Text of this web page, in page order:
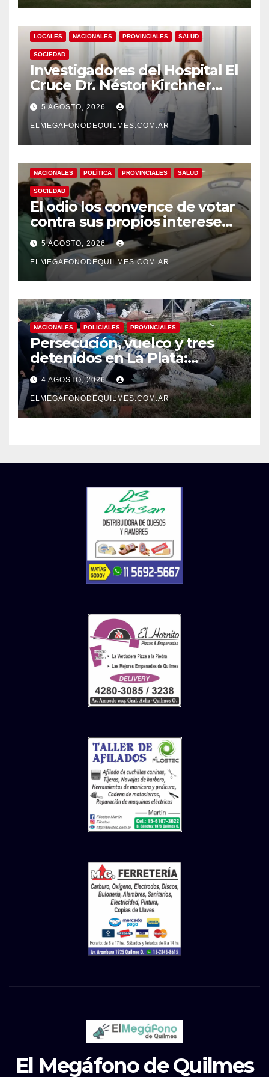
LOCALES NACIONALES PROVINCIALES SALUD
SOCIEDAD
Investigadores del Hospital El
Cruce Dr. Néstor Kirchner
desarrollan un estudio
pionero sobre el
envejecimiento cerebral y las
demencias
5 AGOSTO, 2026
ELMEGAFONODEQUILMES.COM.AR
NACIONALES POLÍTICA PROVINCIALES SALUD
SOCIEDAD
El odio los convence de votar
contra sus propios intereses.
Una Sociedad atrapada en la
grieta
5 AGOSTO, 2026
ELMEGAFONODEQUILMES.COM.AR
NACIONALES POLICIALES PROVINCIALES
Persecución, vuelco y tres
detenidos en La Plata:
recuperaron motos robadas
tras un operativo policial
4 AGOSTO, 2026
ELMEGAFONODEQUILMES.COM.AR
El Megáfono de Quilmes